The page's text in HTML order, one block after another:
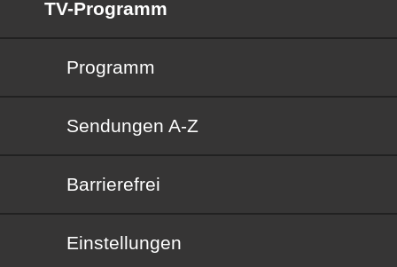
TV-Programm
Programm
Sendungen von A bis Z
Sendungen A-Z
Barrierefrei
Barrierefrei
Einstellungen